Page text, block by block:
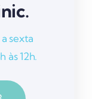
sexta
às 12h.